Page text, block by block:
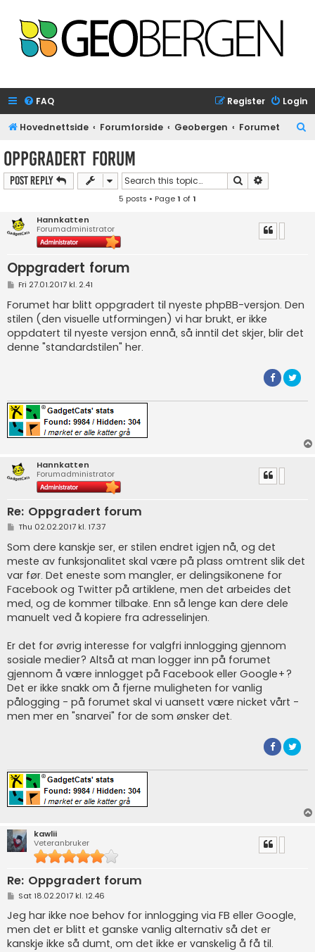
FAQ Login
Register
Hovednettside Forumforside Geobergen Forumet
Oppgradert forum
Post Reply Search
5 posts • Page1 of1
Hannkatten
Forumadministrator
Oppgradert forum
P
s
t
Fri 27.01.2017 kl. 2.41
Forumet har blitt oppgradert til nyeste phpBB-versjon. Den
stilen (den visuelle utformingen) vi har brukt, er ikke
oppdatert til nyeste versjon ennå, så inntil det skjer, blir det
denne "standardstilen" her.
Hannkatten
Forumadministrator
Re: Oppgradert forum
P
s
t
Thu 02.02.2017 kl. 17.37
Som dere kanskje ser, er stilen endret igjen nå, og det
meste av funksjonalitet skal være på plass omtrent slik det
var før. Det eneste som mangler, er delingsikonene for
Facebook og Twitter på artiklene, men det arbeides det
med, og de kommer tilbake. Enn så lenge kan dere dele
manuelt ved å kopiere fra adresselinjen.
Er det for øvrig interesse for valgfri innlogging gjennom
sosiale medier? Altså at man logger inn på forumet
gjennom å være innlogget på Facebook eller Google+?
Det er ikke snakk om å fjerne muligheten for vanlig
pålogging - på forumet skal vi uansett være nicket vårt -
men mer en "snarvei" for de som ønsker det.
kawlii
Veteranbruker
Re: Oppgradert forum
P
s
t
Sat 18.02.2017 kl. 12.46
Jeg har ikke noe behov for innlogging via FB eller Google,
men det er blitt et ganske vanlig alternativ så det er
kanskje ikke så dumt, om det ikke er vanskelig å få til.